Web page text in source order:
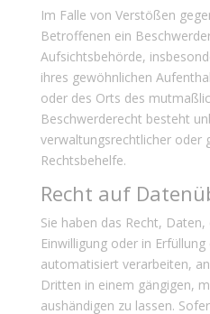
Im Falle von Verstößen
Betroffenen ein
Aufsichtsbehörde,
ihres gewöhnlichen
oder des Orts des
Beschwerderecht besteht
verwaltungsrechtlicher oder
Rechtsbehelfe.
Recht auf
Sie haben das Recht,
Einwilligung oder in
automatisiert verarbeiten,
Dritten in einem gängigen,
aushändigen zu lassen.